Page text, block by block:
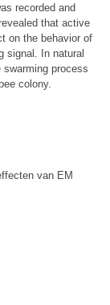
recorded and
that active
on the behavior of
signal. In natural
process
colony.
van EM